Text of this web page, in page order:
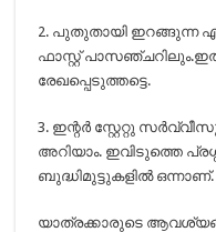
2. പുതുതായി ഇറങ്ങുന്ന
ഫാസ്റ്റ്
രേഖപ്പെടുത്തട്ടെ.
3. ഇന്റർ സ്റ്റേറ്റു
അറിയാം. ഇവിടുത്തെ
ബുദ്ധിമുട്ടുകളിൽ ഒന്നാണ്.
യാത്രക്കാരുടെ